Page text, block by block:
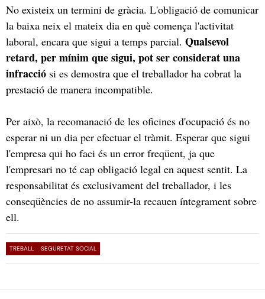
No existeix un termini de gràcia. L'obligació de comunicar
la baixa neix el mateix dia en què comença l'activitat
laboral, encara que sigui a temps parcial. Qualsevol
retard, per mínim que sigui, pot ser considerat una
infracció si es demostra que el treballador ha cobrat la
prestació de manera incompatible.
Per això, la recomanació de les oficines d'ocupació és no
esperar ni un dia per efectuar el tràmit. Esperar que sigui
l'empresa qui ho faci és un error freqüent, ja que
l'empresari no té cap obligació legal en aquest sentit. La
responsabilitat és exclusivament del treballador, i les
conseqüències de no assumir-la recauen íntegrament sobre
ell.
TREBALL SEGURETAT SOCIAL